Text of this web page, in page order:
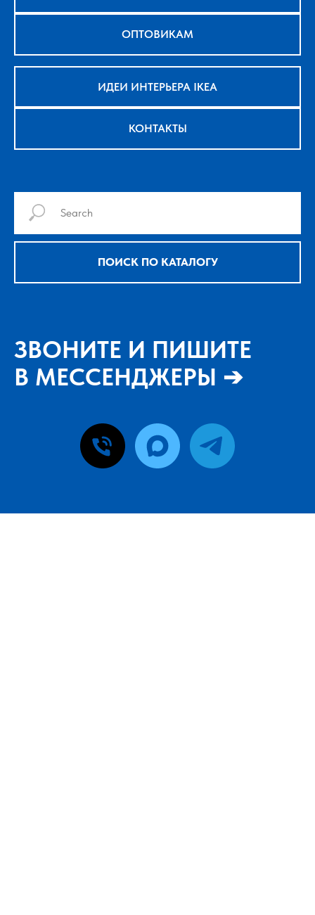
ОПТОВИКАМ
ИДЕИ ИНТЕРЬЕРА IKEA
КОНТАКТЫ
ПОИСК ПО КАТАЛОГУ
ЗВОНИТЕ И ПИШИТЕ
В МЕССЕНДЖЕРЫ ➔